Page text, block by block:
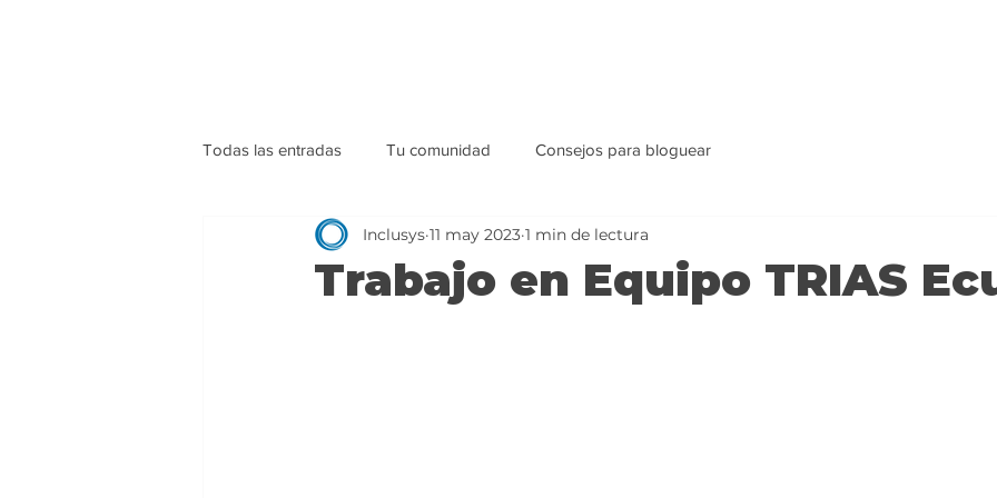
Todas las entradas Tu comunidad Consejos para bloguear
Trabajo en Equipo TRIAS
Inclusys 11 may 2023 1 min de lectura